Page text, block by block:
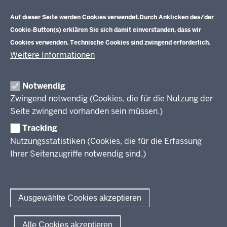
Auf dieser Seite werden Cookies verwendet.Durch Anklicken des/der
Cookie-Button(s) erklären Sie sich damit einverstanden, dass wir
Cookies verwenden. Technische Cookies sind zwingend erforderlich.
Weitere Informationen
Notwendig
Zwingend notwendig (Cookies, die für die Nutzung der
Seite zwingend vorhanden sein müssen.)
Tracking
Nutzungsstatistiken (Cookies, die für die Erfassung
Ihrer Seitenzugriffe notwendig sind.)
Ausgewählte Cookies akzeptieren
Alle Cookies akzeptieren
Veröffentlichungen
Leitbild
Stellenangebote
Über uns
Schulentwicklung NRW
Schulentwicklung
Unterricht
Professionalisierung
Standardsicherung NRW
Berufsbildung NRW
Erwachsenenbildung
Wir über uns
Berichtswesen Weiterbildung
ElternMitWirkung NRW
KI:EB
Amtsblattabonnieren
© 2026 QUA-LiS